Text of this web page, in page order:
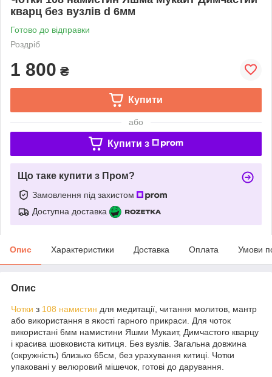
кварц без вузлів d 6мм
Готово до відправки
Роздріб
1 800 ₴
Купити
або
Купити з
Що таке купити з Пром?
Замовлення під захистом
Доступна доставка
Опис Характеристики Доставка Оплата Умови
Опис
Чотки з 108 намистин для медитації, читання молитов, мантр
або використання в якості гарного прикраси. Для чоток
використані 6мм намистини Яшми Мукаит, Димчастого кварцу
і красива шовковиста китиця. Без вузлів. Загальна довжина
(окружність) близько 65см, без урахування китиці. Чотки
упаковані у велюровий мішечок, готові до дарування.